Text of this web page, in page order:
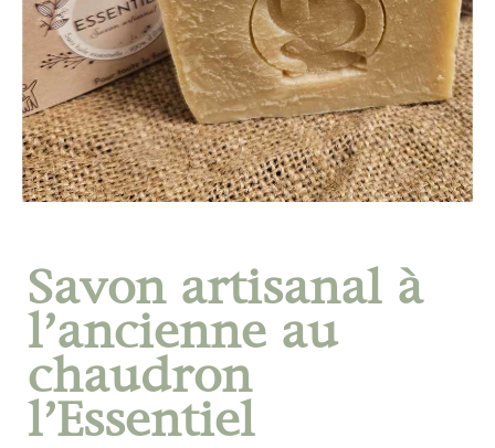
Savon artisanal à
l’ancienne au
chaudron
l’Essentiel